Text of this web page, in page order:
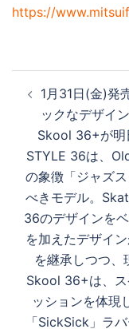
https://
稿
ビ
ゲ
ー
シ
ョ
1月31日(金)発
ックなデザイ
Skool 36+が明
STYLE 36は、
の象徴「ジャズ
べきモデル。
36のデザインを
を加えたデザイ
を継承しつつ
Skool 36+は、ス
ッションを体現
「SickSick」ラ